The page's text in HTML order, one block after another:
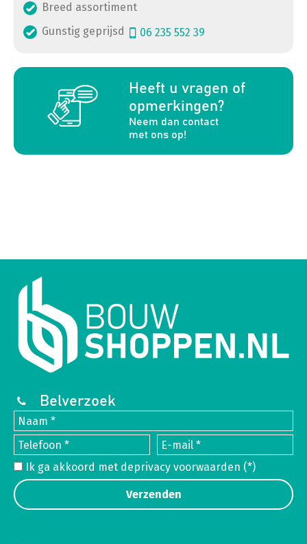
Breed assortiment
Gunstig geprijsd
06 235 552 39
Heeft u vragen of
opmerkingen?
Neem dan contact
met ons op!
a
Belverzoek
Ik ga akkoord met deprivacy voorwaarden (*)